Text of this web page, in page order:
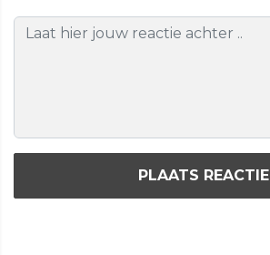
PLAATS REACTIE